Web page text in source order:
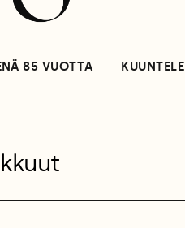
85 VUOTTA KUUNTELE